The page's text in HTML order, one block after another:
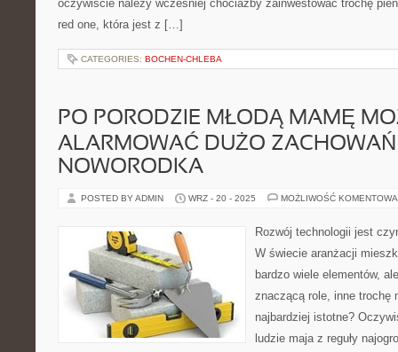
oczywiście należy wcześniej chociażby zainwestować trochę
red one, która jest z […]
CATEGORIES: BOCHEN-CHLEBA
PO PORODZIE MŁODĄ MAMĘ
ALARMOWAĆ DUŻO ZACHOWAŃ
NOWORODKA
POSTED BY ADMIN WRZ - 20 - 2025 MOŻLIWOŚĆ
Rozwój technologii jest
W świecie aranżacji
bardzo wiele elementów,
znaczącą role, inne trochę
najbardziej istotne?
ludzie maja z reguły